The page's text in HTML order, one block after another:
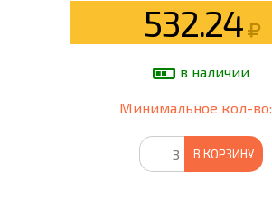
532.24
в наличии
Минимальное кол-во:
В КОРЗИНУ